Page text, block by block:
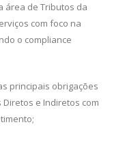
área de Tributos da
com foco na
o compliance
principais obrigações
e Indiretos com